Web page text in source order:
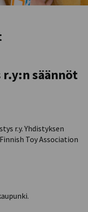
säännöt
r.y. Yhdistyksen
Toy Association